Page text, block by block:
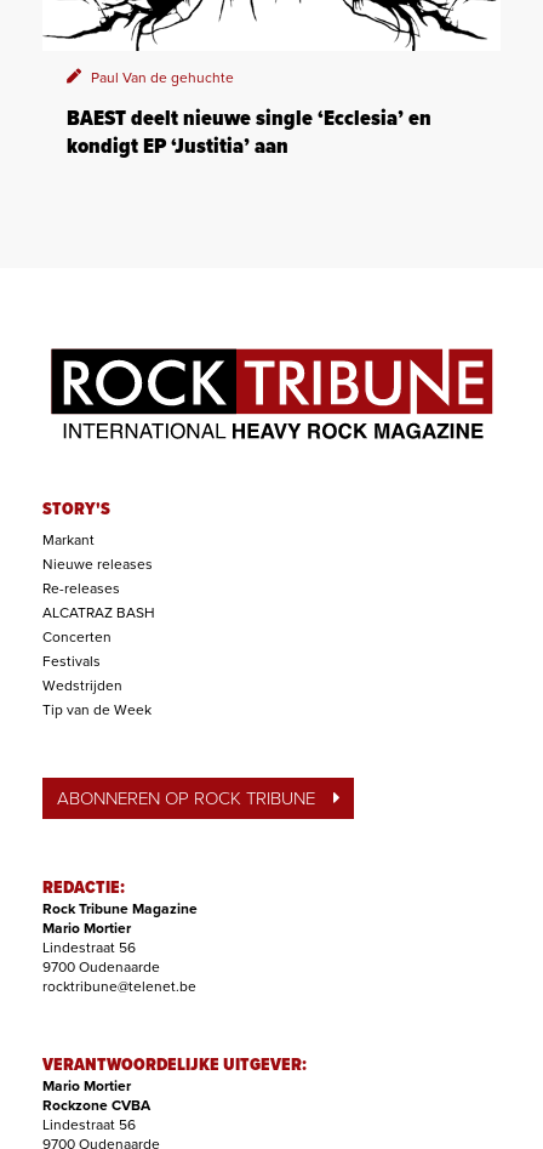
Paul Van de gehuchte
BAEST deelt nieuwe single ‘Ecclesia’ en
kondigt EP ‘Justitia’ aan
STORY'S
Markant
Nieuwe releases
Re-releases
ALCATRAZ BASH
Concerten
Festivals
Wedstrijden
Tip van de Week
ABONNEREN OP ROCK TRIBUNE
REDACTIE:
Rock Tribune Magazine
Mario Mortier
Lindestraat 56
9700 Oudenaarde
rocktribune@telenet.be
VERANTWOORDELIJKE UITGEVER:
Mario Mortier
Rockzone CVBA
Lindestraat 56
9700 Oudenaarde